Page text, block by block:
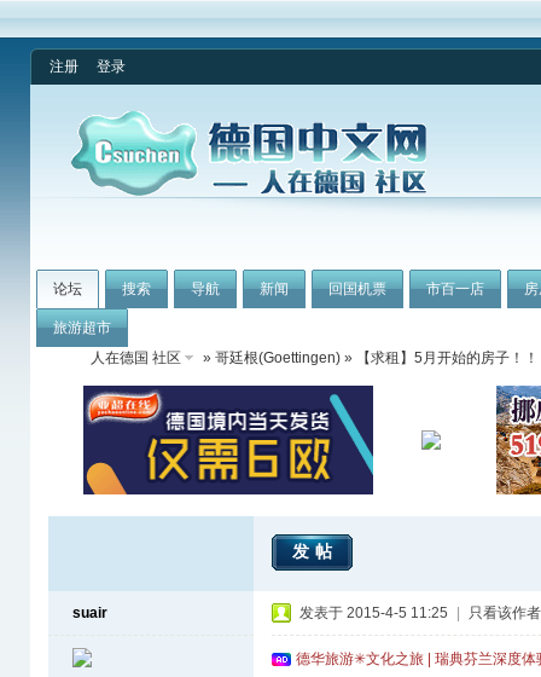
注册 登录
论坛 搜索 导航 新闻 回国机票 市百一店
旅游超市
人在德国 社区
» 哥廷根(Goettingen) » 【求租】5月开始的房子！
发帖
suair 发表于 2015-4-5 11:25 只看该作者
德华旅游✳文化之旅 | 瑞典芬兰深度